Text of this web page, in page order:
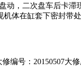
动，二次盘车后卡
体在缸套下密封带
编号：20150507大